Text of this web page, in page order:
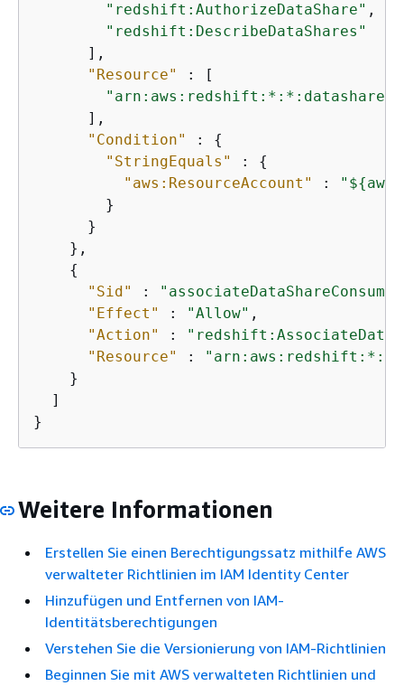
"redshift:AuthorizeDataShare" ,
"redshift:DescribeDataShares"
      ],
"Resource"
: [
      ],
"Condition"
: {
"StringEquals"
: {
"aws:ResourceAccount"
: "${
        }
      }
    },
{
"Sid"
:
"Effect"
: "Allow" ,
"Action"
:
"Resource"
:
    }
  ]
}
Weitere Informationen
Erstellen Sie einen Berechtigungssatz mithilfe AWS
verwalteter Richtlinien im IAM Identity Center
Hinzufügen und Entfernen von IAM-
Identitätsberechtigungen
Verstehen Sie die Versionierung von IAM-Richtlinien
Beginnen Sie mit AWS verwalteten Richtlinien und